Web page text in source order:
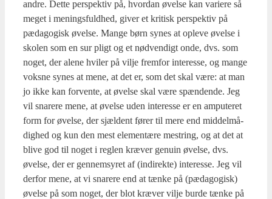
andre. Det­te per­spek­tiv på, hvor­dan øvel­se kan vari­e­re så
meget i menings­fuld­hed, giver et kri­tisk per­spek­tiv på
pæda­go­gisk øvel­se. Man­ge børn synes at ople­ve øvel­se i
sko­len som en sur pligt og et nød­ven­digt onde, dvs. som
noget, der ale­ne hvi­ler på vil­je frem­for inte­res­se, og man­ge
voks­ne synes at mene, at det er, som det skal være: at man
jo ikke kan for­ven­te, at øvel­se skal være spæn­den­de. Jeg
vil sna­re­re mene, at øvel­se uden inte­res­se er en ampu­te­ret
form for øvel­se, der sjæl­dent fører til mere end mid­del­må­
dig­hed og kun den mest ele­men­tæ­re mestring, og at det at
bli­ve god til noget i reg­len kræ­ver genu­in øvel­se, dvs.
øvel­se, der er gen­nem­sy­ret af (indi­rek­te) inte­res­se. Jeg vil
der­for mene, at vi sna­re­re end at tæn­ke på (pæda­go­gisk)
øvel­se på som noget, der blot kræ­ver vil­je bur­de tæn­ke på